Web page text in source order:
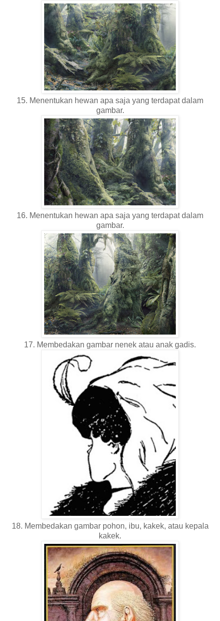
15. Menentukan hewan apa saja yang terdapat dalam
gambar.
16. Menentukan hewan apa saja yang terdapat dalam
gambar.
17. Membedakan gambar nenek atau anak gadis.
18. Membedakan gambar pohon, ibu, kakek, atau kepala
kakek.